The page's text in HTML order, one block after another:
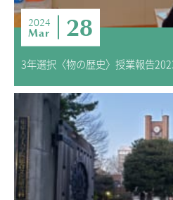
2024
Mar 28
3年選択〈物の歴史〉授業報告